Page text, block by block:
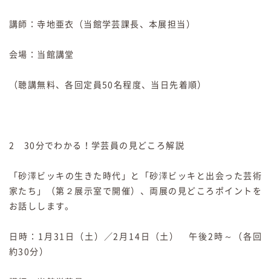
講師：寺地亜衣（当館学芸課長、本展担当）
会場：当館講堂
（聴講無料、各回定員50名程度、当日先着順）
2 30分でわかる！学芸員の見どころ解説
「砂澤ビッキの生きた時代」と「砂澤ビッキと出会った芸術
家たち」（第２展示室で開催）、両展の見どころポイントを
お話しします。
日時：1月31日（土）／2月14日（土） 午後2時～（各回
約30分）